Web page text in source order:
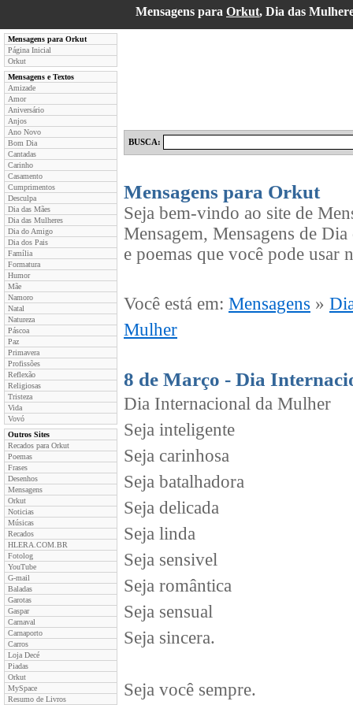
Mensagens para Orkut, Dia das
Mensagens para Orkut
Página Inicial
Orkut
Mensagens e Textos
Amizade
Amor
Aniversário
Anjos
Ano Novo
Bom Dia
Cantadas
Carinho
Casamento
Cumprimentos
Desculpa
Dia das Mães
Dia das Mulheres
Dia do Amigo
Dia dos Pais
Família
Formatura
Humor
Mãe
Namoro
Natal
Natureza
Páscoa
Paz
Primavera
Profissões
Reflexão
Religiosas
Tristeza
Vida
Vovó
Outros Sites
Recados para Orkut
Poemas
Frases
Desenhos
Mensagens
Orkut
Noticias
Músicas
Recados
HLERA.COM.BR
Fotolog
YouTube
G-mail
Baladas
Garotas
Gaspar
Carnaval
Carnaporto
Carros
Loja Decé
Piadas
Orkut
MySpace
Resumo de Livros
BUSCA:
Mensagens para Orkut
Seja bem-vindo ao site de
Mensagem, Mensagens de
e poemas que você pode
Você está em: Mensagens »
Mulher
8 de Março - Dia
Dia Internacional da Mulher
Seja inteligente
Seja carinhosa
Seja batalhadora
Seja delicada
Seja linda
Seja sensivel
Seja romântica
Seja sensual
Seja sincera.
Seja você sempre.